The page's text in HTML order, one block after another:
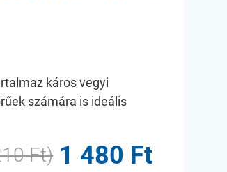
káros vegyi
számára is ideális
Ft) 1 480 Ft